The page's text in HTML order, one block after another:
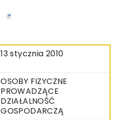
13 stycznia 2010
OSOBY FIZYCZNE
PROWADZĄCE
DZIAŁALNOŚĆ
GOSPODARCZĄ